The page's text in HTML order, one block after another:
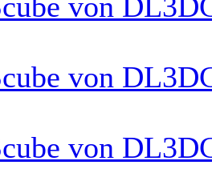
von
von